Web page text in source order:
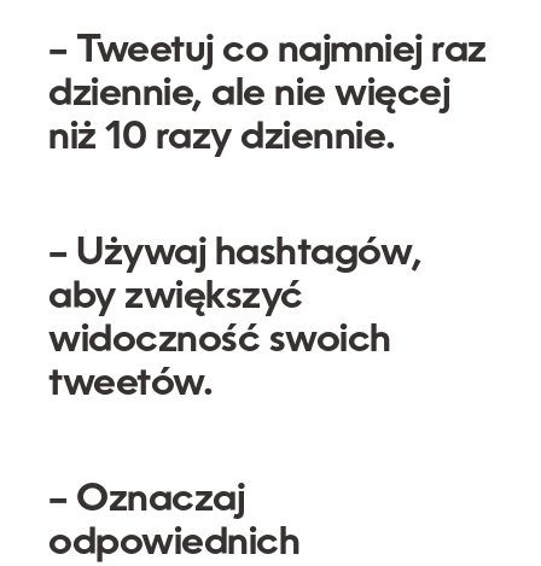
– Tweetuj co najmniej raz
dziennie, ale nie więcej
niż 10 razy dziennie.
– Używaj hashtagów,
aby zwiększyć
widoczność swoich
tweetów.
– Oznaczaj
odpowiednich